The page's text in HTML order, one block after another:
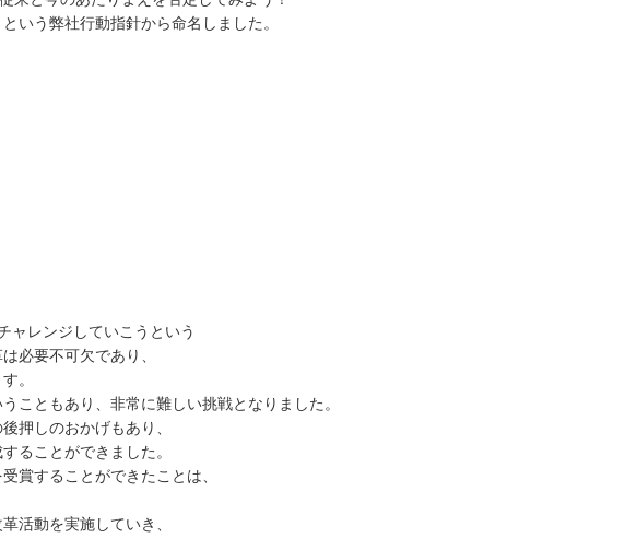
いう弊社行動指針から命名しました。
ャレンジしていこうという
必要不可欠であり、
。
こともあり、非常に難しい挑戦となりました。
押しのおかげもあり、
ることができました。
賞することができたことは、
活動を実施していき、